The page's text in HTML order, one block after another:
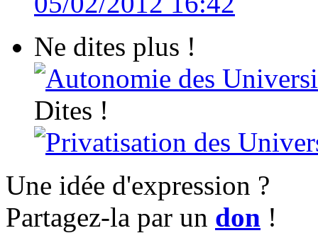
Ne dites plus !
Autonomie des
Dites !
Privatisation des
Une idée d'expression ?
Partagez-la par un don !